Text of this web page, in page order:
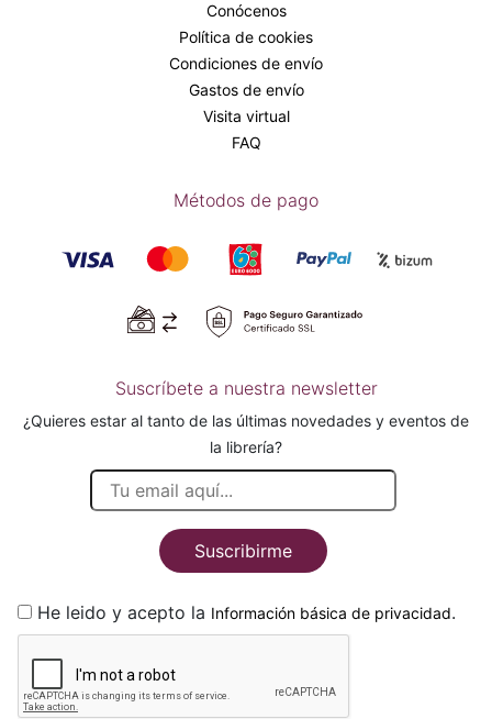
Conócenos
Política de cookies
Condiciones de envío
Gastos de envío
Visita virtual
FAQ
Métodos de pago
Suscríbete a nuestra newsletter
¿Quieres estar al tanto de las últimas novedades y eventos de
la librería?
Suscribirme
He leido y acepto la Información básica de privacidad.